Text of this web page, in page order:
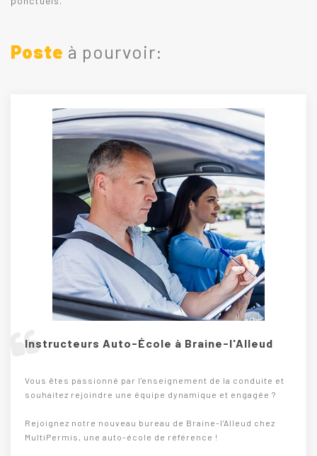
Poste à pourvoir:
Instructeurs Auto-École à Braine-l'Alleud
Vous êtes passionné par l'enseignement de la conduite et
souhaitez rejoindre une équipe dynamique et engagée ?
Rejoignez notre nouveau bureau de Braine-l'Alleud chez
MultiPermis, une auto-école de référence !